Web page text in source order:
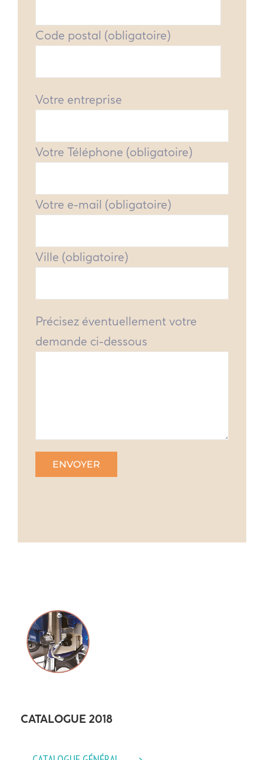
Code postal (obligatoire)
Votre entreprise
Votre Téléphone (obligatoire)
Votre e-mail (obligatoire)
Ville (obligatoire)
Précisez éventuellement votre
demande ci-dessous
CATALOGUE 2018